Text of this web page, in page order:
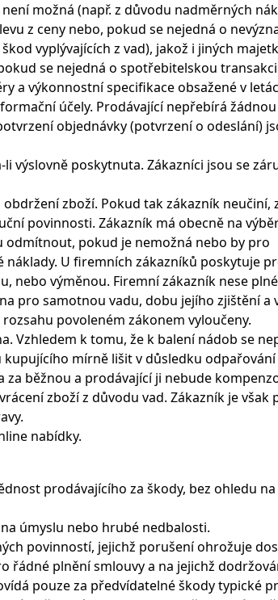
možná (např. z důvodu nadměrných
z ceny nebo, pokud se nejedná o
vyplývajících z vad), jakož i jiných
se nejedná o spotřebitelskou
a výkonnostní specifikace obsažené v
účely. Prodávající nepřebírá žádnou
objednávky (potvrzení o odeslání)
výslovně poskytnuta. Zákazníci jsou se
zboží. Pokud tak zákazník neučiní,
povinnosti. Zákazník má obecně na
odmítnout, pokud je nemožná nebo by pro
U firemních zákazníků poskytuje
nebo výměnou. Firemní zákazník nese
pro samotnou vadu, dobu jejího zjištění a
povoleném zákonem vyloučeny.
Vzhledem k tomu, že k balení nádob se
mírně lišit v důsledku
za běžnou a prodávající ji nebude
zboží z důvodu vad. Zákazník je však
nabídky.
prodávajícího za škody, bez ohledu
úmyslu nebo hrubé nedbalosti.
povinností, jejichž porušení ohrožuje
řádné plnění smlouvy a na jejichž
pouze za předvídatelné škody typické